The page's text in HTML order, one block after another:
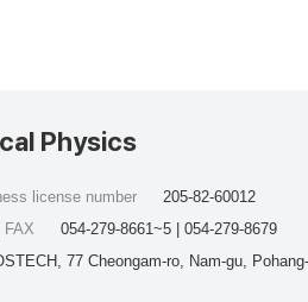
Physics
77 Cheongam-ro, Nam-gu,
license number
205-82-60012
FAX
054-279-8661~5 | 054-279-8679